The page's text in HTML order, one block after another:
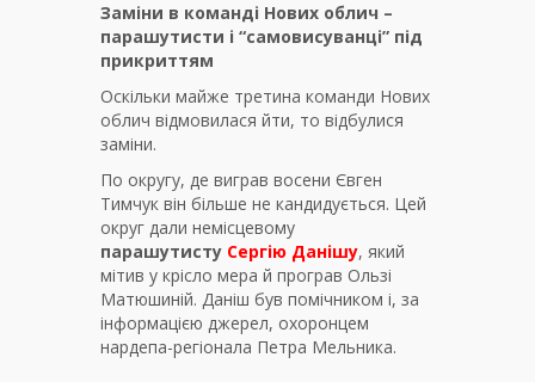
Заміни в команді Нових облич –
парашутисти і “самовисуванці” під
прикриттям
Оскільки майже третина команди Нових
облич відмовилася йти, то відбулися
заміни.
По округу, де виграв восени Євген
Тимчук він більше не кандидується. Цей
округ дали немісцевому
парашутисту Сергію Данішу, який
мітив у крісло мера й програв Ользі
Матюшиній. Даніш був помічником і, за
інформацією джерел, охоронцем
нардепа-регіонала Петра Мельника.